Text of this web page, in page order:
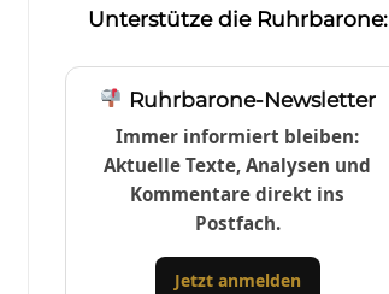
Unterstütze die Ruhrbarone:
Ruhrbarone-Newsletter
Immer informiert bleiben:
Aktuelle Texte, Analysen und
Kommentare direkt ins
Postfach.
Jetzt anmelden